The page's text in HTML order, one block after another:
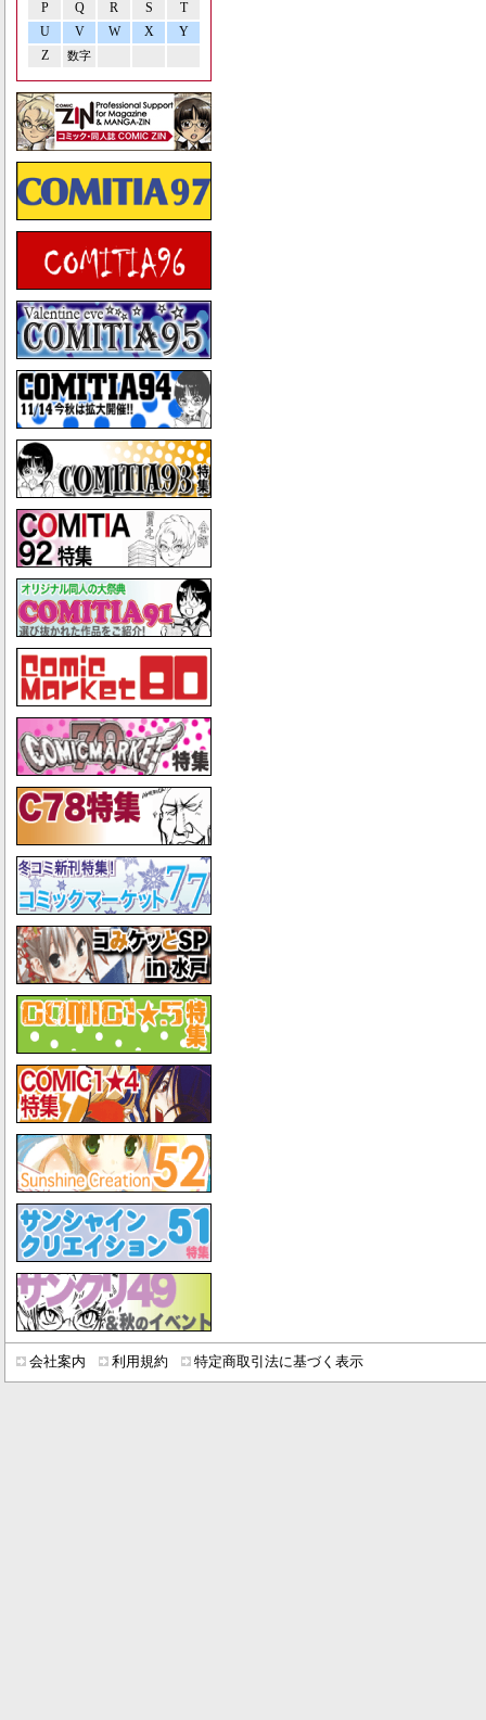
P Q R S
T
U
V W X
Y
Z
数字
会社案内 利用規約 特定商取引法に基づく表示